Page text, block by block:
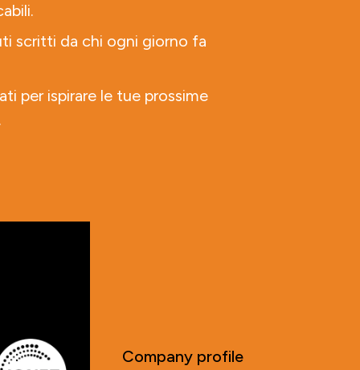
scritti da chi ogni giorno fa
per ispirare le tue prossime
Company profile